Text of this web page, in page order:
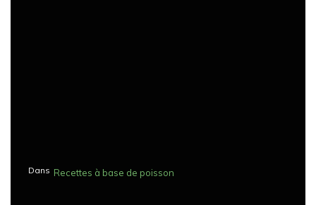
Dans Recettes à base de poisson